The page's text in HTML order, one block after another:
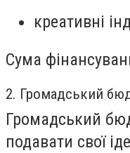
креативні
Сума
2. Громадський
Громадський
подавати свої